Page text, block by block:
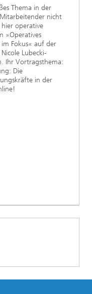
Thema in der
nicht
hier operative
»Operatives
Fokus« auf der
Lubecki-
Ihr Vortragsthema:
Die
in der